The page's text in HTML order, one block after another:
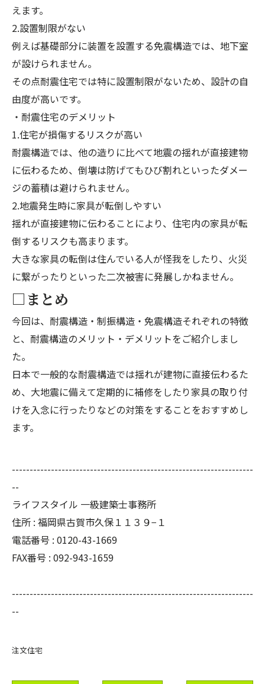
えます。
2.設置制限がない
例えば基礎部分に装置を設置する免震構造では、地下室
が設けられません。
その点耐震住宅では特に設置制限がないため、設計の自
由度が高いです。
・耐震住宅のデメリット
1.住宅が損傷するリスクが高い
耐震構造では、他の造りに比べて地震の揺れが直接建物
に伝わるため、倒壊は防げてもひび割れといったダメー
ジの蓄積は避けられません。
2.地震発生時に家具が転倒しやすい
揺れが直接建物に伝わることにより、住宅内の家具が転
倒するリスクも高まります。
大きな家具の転倒は住んでいる人が怪我をしたり、火災
に繋がったりといった二次被害に発展しかねません。
□まとめ
今回は、耐震構造・制振構造・免震構造それぞれの特徴
と、耐震構造のメリット・デメリットをご紹介しまし
た。
日本で一般的な耐震構造では揺れが建物に直接伝わるた
め、大地震に備えて定期的に補修をしたり家具の取り付
けを入念に行ったりなどの対策をすることをおすすめし
ます。
--------------------------------------------------------------------
--
ライフスタイル 一級建築士事務所
住所 : 福岡県古賀市久保１１３９−１
電話番号 : 0120-43-1669
FAX番号 : 092-943-1659
--------------------------------------------------------------------
--
注文住宅